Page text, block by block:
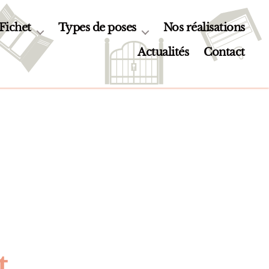
Types de poses
Nos réalisations
Actualités
Contact